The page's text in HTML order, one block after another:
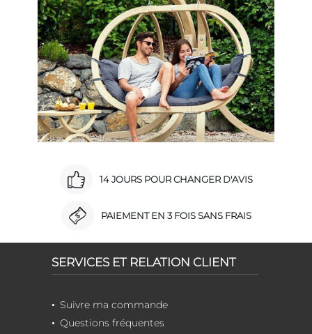
14 JOURS POUR CHANGER D'AVIS
PAIEMENT EN 3 FOIS SANS FRAIS
SERVICES ET RELATION CLIENT
Suivre ma commande
Questions fréquentes